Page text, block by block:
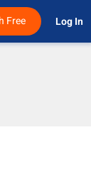
Free Log In